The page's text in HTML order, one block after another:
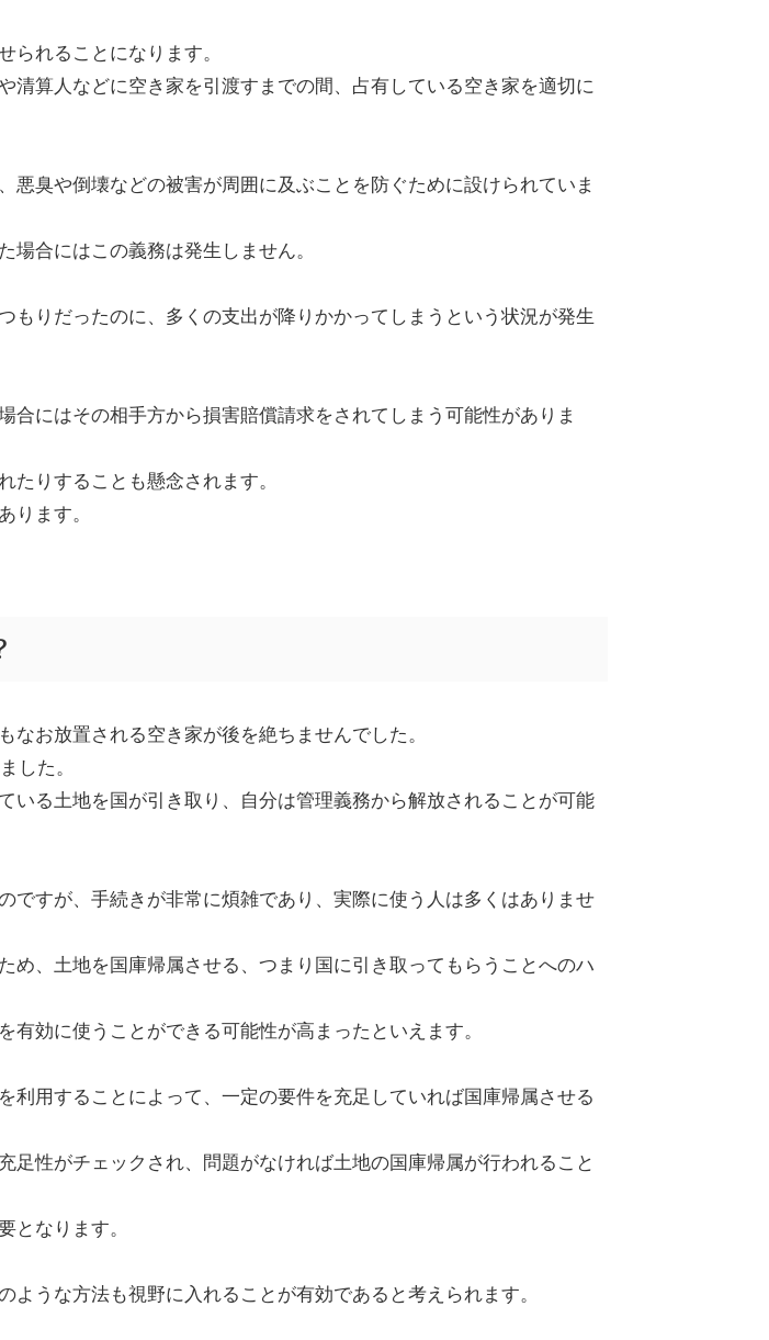
られることになります。
清算人などに空き家を引渡すまでの間、占有している空き家を適切に
臭や倒壊などの被害が周囲に及ぶことを防ぐために設けられていま
合にはこの義務は発生しません。
りだったのに、多くの支出が降りかかってしまうという状況が発生
にはその相手方から損害賠償請求をされてしまう可能性がありま
たりすることも懸念されます。
ります。
お放置される空き家が後を絶ちませんでした。
した。
いる土地を国が引き取り、自分は管理義務から解放されることが可能
ですが、手続きが非常に煩雑であり、実際に使う人は多くはありませ
め、土地を国庫帰属させる、つまり国に引き取ってもらうことへのハ
効に使うことができる可能性が高まったといえます。
用することによって、一定の要件を充足していれば国庫帰属させる
性がチェックされ、問題がなければ土地の国庫帰属が行われること
となります。
うな方法も視野に入れることが有効であると考えられます。